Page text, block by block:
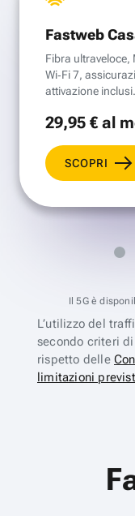
Fastweb
Fibra ultraveloce,
Wi‑Fi 7,
attivazione inclusi.
29,95 €al
SCOPRI
Il 5G è
L’utilizzo del
secondo criteri
rispetto delle
limitazioni